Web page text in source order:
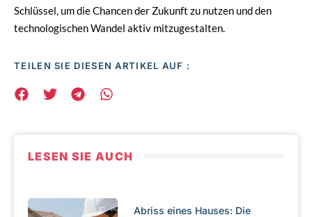
Schlüssel, um die Chancen der Zukunft zu nutzen und den
technologischen Wandel aktiv mitzugestalten.
TEILEN SIE DIESEN ARTIKEL AUF :
LESEN SIE AUCH
Abriss eines Hauses: Die